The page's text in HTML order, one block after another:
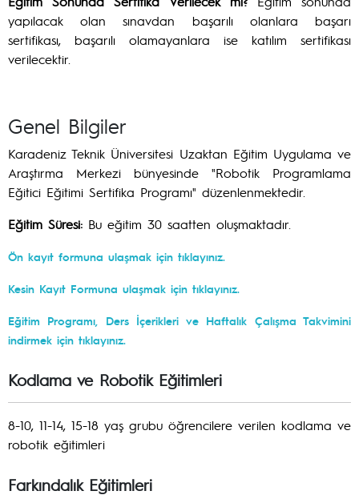
yapılacak olan sınavdan başarılı olanlara başarı
sertifikası, başarılı olamayanlara ise katılım sertifikası
verilecektir.
Genel Bilgiler
Karadeniz Teknik Üniversitesi Uzaktan Eğitim Uygulama ve
Araştırma Merkezi bünyesinde "Robotik Programlama
Eğitici Eğitimi Sertifika Programı" düzenlenmektedir.
Eğitim Süresi: Bu eğitim 30 saatten oluşmaktadır.
Ön kayıt formuna ulaşmak için tıklayınız.
Kesin Kayıt Formuna ulaşmak için tıklayınız.
Eğitim Programı, Ders İçerikleri ve Haftalık Çalışma Takvimini
indirmek için tıklayınız.
Kodlama ve Robotik Eğitimleri
8-10, 11-14, 15-18 yaş grubu öğrencilere verilen kodlama ve
robotik eğitimleri
Farkındalık Eğitimleri